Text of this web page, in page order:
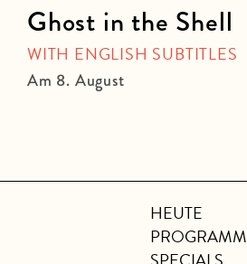
Ghost in the Shell
WITH ENGLISH SUBTITLES
Am 8. August
HEUTE
PROGRAMM